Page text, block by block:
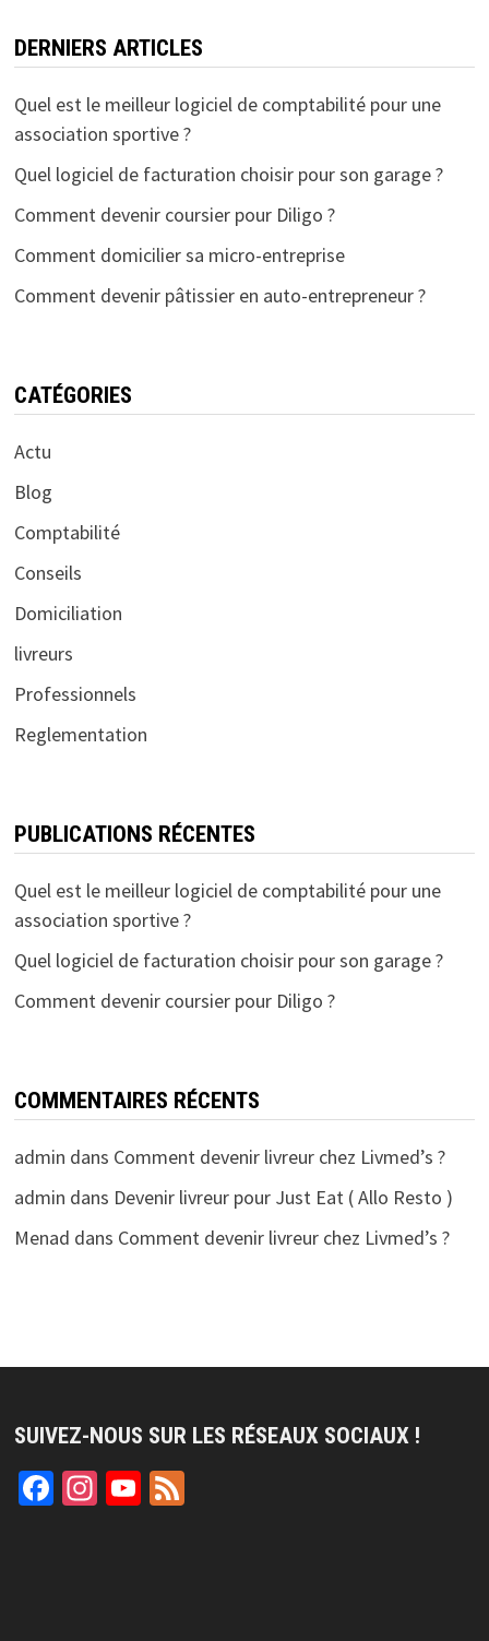
DERNIERS ARTICLES
Quel est le meilleur logiciel de comptabilité pour une
association sportive ?
Quel logiciel de facturation choisir pour son garage ?
Comment devenir coursier pour Diligo ?
Comment domicilier sa micro-entreprise
Comment devenir pâtissier en auto-entrepreneur ?
CATÉGORIES
Actu
Blog
Comptabilité
Conseils
Domiciliation
livreurs
Professionnels
Reglementation
PUBLICATIONS RÉCENTES
Quel est le meilleur logiciel de comptabilité pour une
association sportive ?
Quel logiciel de facturation choisir pour son garage ?
Comment devenir coursier pour Diligo ?
COMMENTAIRES RÉCENTS
admin dans Comment devenir livreur chez Livmed’s ?
admin dans Devenir livreur pour Just Eat ( Allo Resto )
Menad dans Comment devenir livreur chez Livmed’s ?
SUIVEZ-NOUS SUR LES RÉSEAUX SOCIAUX !
Facebook
Instagram
YouTube
Feed